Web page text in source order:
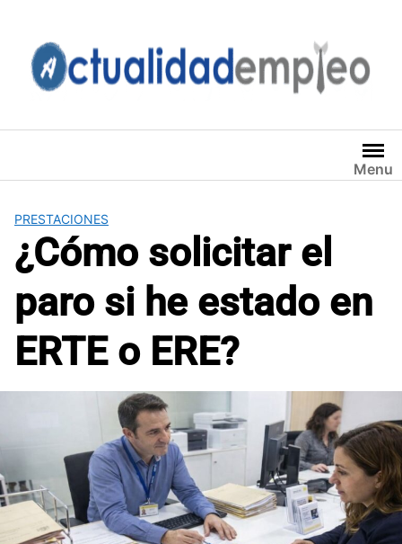
contenido
Menu
PRESTACIONES
¿Cómo solicitar el
paro si he estado en
ERTE o ERE?